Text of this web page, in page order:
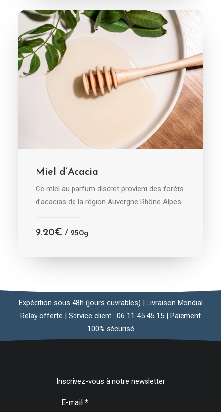
Miel d’Acacia
Ce miel au parfum discret provient des forêts
d’acacias de la région Auvergne Rhône Alpes.
9.20€ / 250g
Expédition sous 48h (jours ouvrables) | Livraison Mondial
Relay offerte | Service client : 06 11 45 45 15 | Paiement
100% sécurisé
Inscrivez-vous à notre newsletter